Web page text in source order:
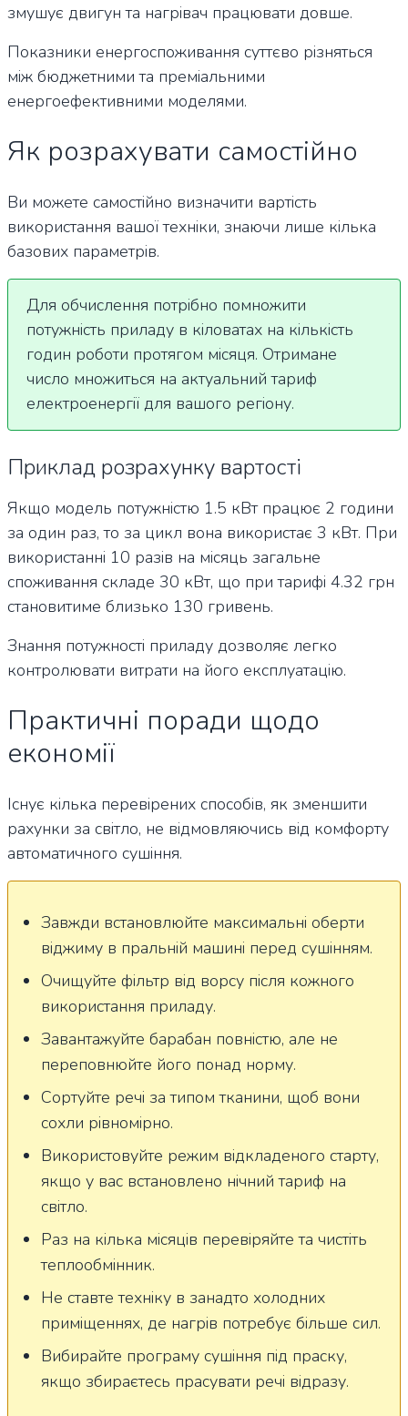
змушує двигун та нагрівач працювати довше.
Показники енергоспоживання суттєво різняться
між бюджетними та преміальними
енергоефективними моделями.
Як розрахувати самостійно
Ви можете самостійно визначити вартість
використання вашої техніки, знаючи лише кілька
базових параметрів.
Для обчислення потрібно помножити
потужність приладу в кіловатах на кількість
годин роботи протягом місяця. Отримане
число множиться на актуальний тариф
електроенергії для вашого регіону.
Приклад розрахунку вартості
Якщо модель потужністю 1.5 кВт працює 2 години
за один раз, то за цикл вона використає 3 кВт. При
використанні 10 разів на місяць загальне
споживання складе 30 кВт, що при тарифі 4.32 грн
становитиме близько 130 гривень.
Знання потужності приладу дозволяє легко
контролювати витрати на його експлуатацію.
Практичні поради щодо
економії
Існує кілька перевірених способів, як зменшити
рахунки за світло, не відмовляючись від комфорту
автоматичного сушіння.
Завжди встановлюйте максимальні оберти
віджиму в пральній машині перед сушінням.
Очищуйте фільтр від ворсу після кожного
використання приладу.
Завантажуйте барабан повністю, але не
переповнюйте його понад норму.
Сортуйте речі за типом тканини, щоб вони
сохли рівномірно.
Використовуйте режим відкладеного старту,
якщо у вас встановлено нічний тариф на
світло.
Раз на кілька місяців перевіряйте та чистіть
теплообмінник.
Не ставте техніку в занадто холодних
приміщеннях, де нагрів потребує більше сил.
Вибирайте програму сушіння під праску,
якщо збираєтесь прасувати речі відразу.